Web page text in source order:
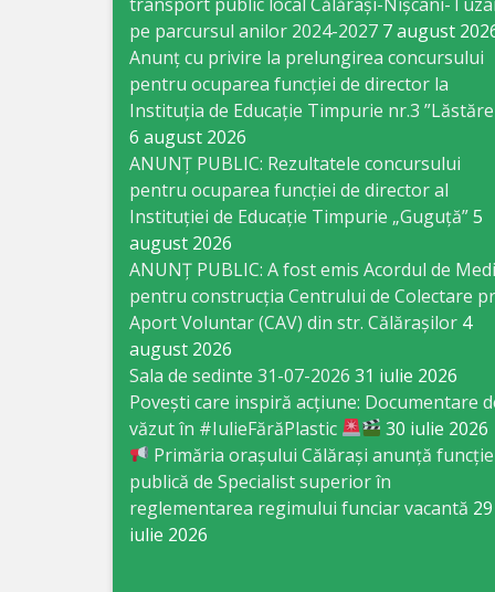
Problemele
Antreprenoriat,
Business
Comerţ
Specialist
Problemele
Tineretului
Sportului
Specialist
pentru
pe parcursul anilor 2024-2027 7 august
Anunț cu privire la prelungirea concursului
pentru ocuparea funcţiei de director la
Instituția de Educație Timpurie nr.3
6 august 2026
ANUNȚ PUBLIC: Rezultatele concursului
pentru ocuparea funcției de director al
Instituției de Educație Timpurie „Guguță”5
august 2026
ANUNȚ PUBLIC: A fost emis Acordul de
pentru construcția Centrului de Colectare
Aport Voluntar (CAV) din str. Călărașilor 4
august 2026
Sala de sedinte 31-07-2026 31 iulie 2026
Povești care inspiră acțiune: Documentare
văzut în #IulieFărăPlastic
30 iulie 2026
Primăria orașului Călărași anunță funcție
publică de Specialist superior în
reglementarea regimului funciar vacantă 29
iulie 2026